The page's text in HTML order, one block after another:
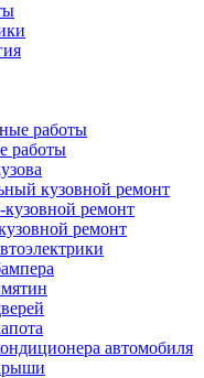
работы
работы
кузовной ремонт
ремонт
ремонт
автомобиля